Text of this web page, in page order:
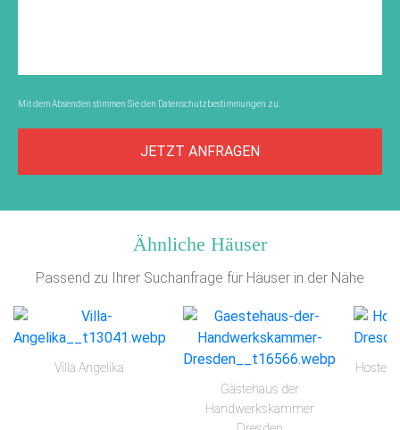
Mit dem Absenden stimmen Sie den Datenschutzbestimmungen zu.
JETZT ANFRAGEN
Ähnliche Häuser
Passend zu Ihrer Suchanfrage für Häuser in der Nähe
Villa Angelika
Gästehaus der
Handwerkskammer
Hostel